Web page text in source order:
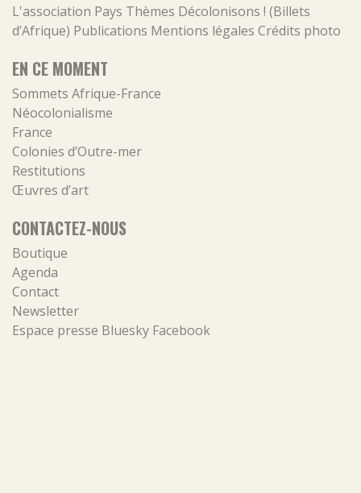
L'association Pays Thèmes Décolonisons ! (Billets
d’Afrique) Publications Mentions légales Crédits photo
EN CE MOMENT
Sommets Afrique-France
Néocolonialisme
France
Colonies d’Outre-mer
Restitutions
Œuvres d’art
CONTACTEZ-NOUS
Boutique
Agenda
Contact
Newsletter
Espace presse Bluesky Facebook